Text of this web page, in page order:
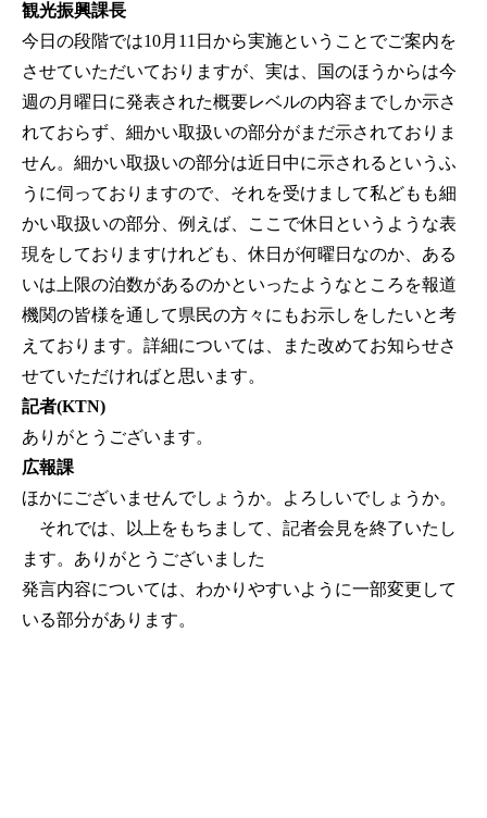
観光振興課長
今日の段階では10月11日から実施ということでご案内を
させていただいておりますが、実は、国のほうからは今
週の月曜日に発表された概要レベルの内容までしか示さ
れておらず、細かい取扱いの部分がまだ示されておりま
せん。細かい取扱いの部分は近日中に示されるというふ
うに伺っておりますので、それを受けまして私どもも細
かい取扱いの部分、例えば、ここで休日というような表
現をしておりますけれども、休日が何曜日なのか、ある
いは上限の泊数があるのかといったようなところを報道
機関の皆様を通して県民の方々にもお示しをしたいと考
えております。詳細については、また改めてお知らせさ
せていただければと思います。
記者(KTN)
ありがとうございます。
広報課
ほかにございませんでしょうか。よろしいでしょうか。
それでは、以上をもちまして、記者会見を終了いたし
ます。ありがとうございました
発言内容については、わかりやすいように一部変更して
いる部分があります。